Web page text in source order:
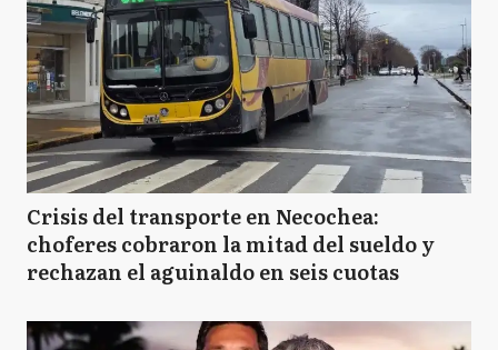
Crisis del transporte en Necochea:
choferes cobraron la mitad del sueldo y
rechazan el aguinaldo en seis cuotas